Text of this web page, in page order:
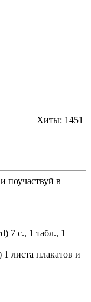
Хиты: 1451
и поучаствуй в
7 с., 1 табл., 1
листа плакатов и